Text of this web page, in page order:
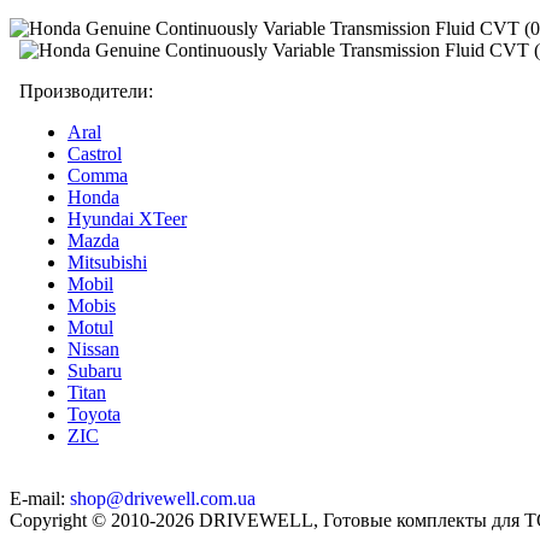
Производители:
Aral
Castrol
Comma
Honda
Hyundai XTeer
Mazda
Mitsubishi
Mobil
Mobis
Motul
Nissan
Subaru
Titan
Toyota
ZIC
E-mail: shop@drivewell.com.ua
Copyright © 2010-2026 DRIVEWELL, Готовые комплекты для